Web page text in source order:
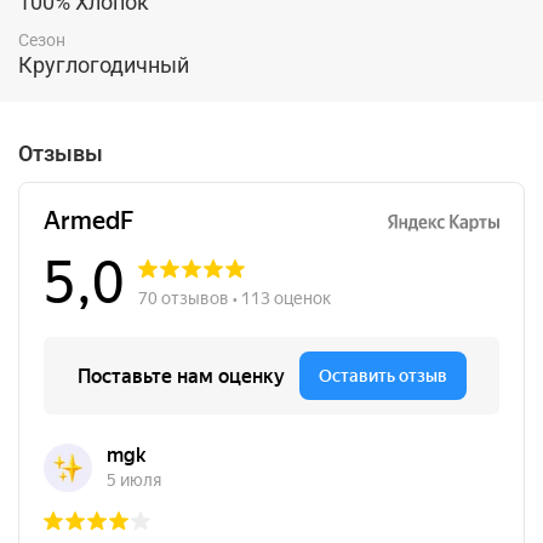
Сезон
Круглогодичный
Отзывы